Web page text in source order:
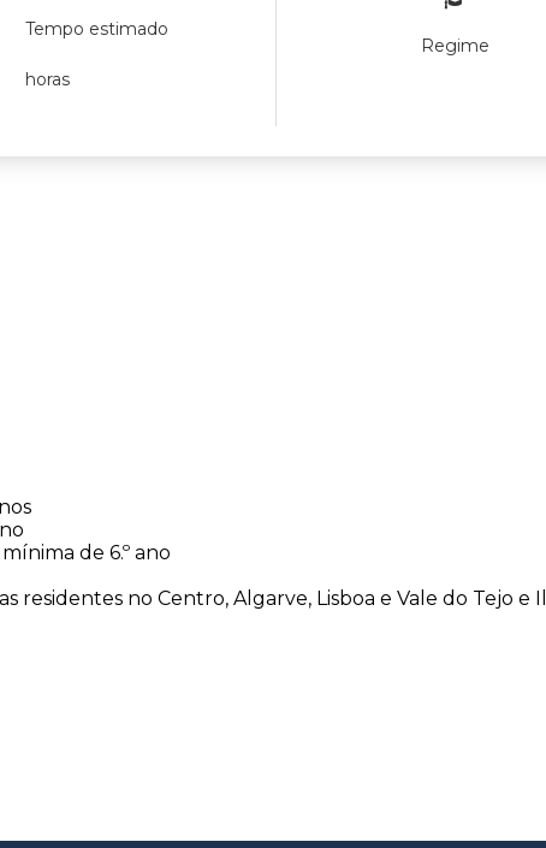
Tempo estimado
horas
Regime
de 6.º ano
residentes no Centro, Algarve, Lisboa e Vale do Tejo e